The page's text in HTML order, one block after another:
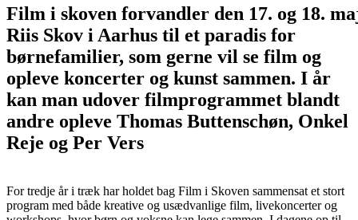
Film i skoven forvandler den 17. og 18.
Riis Skov i Aarhus til et paradis for
børnefamilier, som gerne vil se film og
opleve koncerter og kunst sammen. I år
kan man udover filmprogrammet blandt
andre opleve Thomas Buttenschøn, Onkel
Reje og Per Vers
For tredje år i træk har holdet bag Film i Skoven sammensat et stort
program med både kreative og usædvanlige film, livekoncerter og